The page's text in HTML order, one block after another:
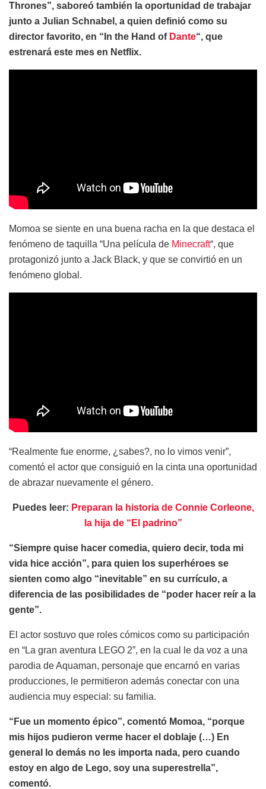
Thrones”, saboreó también la oportunidad de trabajar
junto a Julian Schnabel, a quien definió como su
director favorito, en “In the Hand of Dante“, que
estrenará este mes en Netflix.
Momoa se siente en una buena racha en la que destaca el
fenómeno de taquilla “Una película de Minecraft“, que
protagonizó junto a Jack Black, y que se convirtió en un
fenómeno global.
“Realmente fue enorme, ¿sabes?, no lo vimos venir”,
comentó el actor que consiguió en la cinta una oportunidad
de abrazar nuevamente el género.
Puedes leer: Preparan la historia de Connie Corleone,
la hija de “El padrino”
“Siempre quise hacer comedia, quiero decir, toda mi
vida hice acción”, para quien los superhéroes se
sienten como algo “inevitable” en su currículo, a
diferencia de las posibilidades de “poder hacer reír a la
gente”.
El actor sostuvo que roles cómicos como su participación
en “La gran aventura LEGO 2”, en la cual le da voz a una
parodia de Aquaman, personaje que encarnó en varias
producciones, le permitieron además conectar con una
audiencia muy especial: su familia.
“Fue un momento épico”, comentó Momoa, “porque
mis hijos pudieron verme hacer el doblaje (…) En
general lo demás no les importa nada, pero cuando
estoy en algo de Lego, soy una superestrella”,
comentó.